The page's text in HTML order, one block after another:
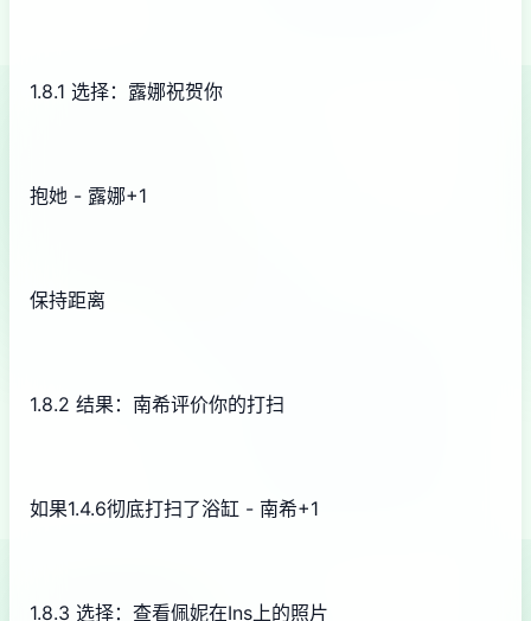
1.8.1 选择：露娜祝贺你
抱她 - 露娜+1
保持距离
1.8.2 结果：南希评价你的打扫
如果1.4.6彻底打扫了浴缸 - 南希+1
1.8.3 选择：查看佩妮在Ins上的照片